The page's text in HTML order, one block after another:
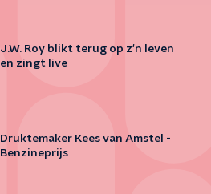
J.W. Roy blikt terug op z'n leven
en zingt live
Druktemaker Kees van Amstel -
Benzineprijs